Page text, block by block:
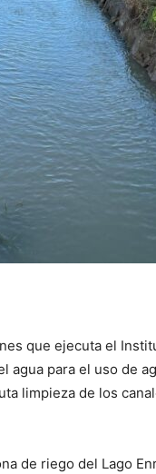
que ejecuta el
agua para el uso de
limpieza de los
de riego del Lago